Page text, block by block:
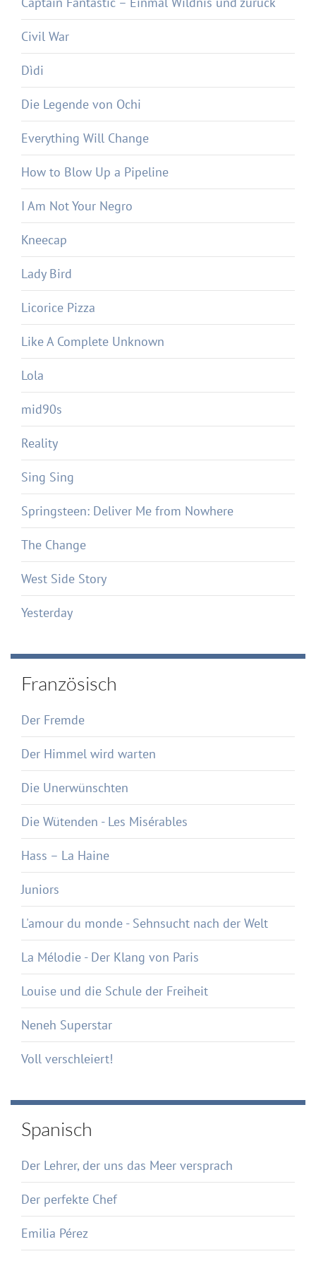
Civil War
Dìdi
Die Legende von Ochi
Everything Will Change
How to Blow Up a Pipeline
I Am Not Your Negro
Kneecap
Lady Bird
Licorice Pizza
Like A Complete Unknown
Lola
mid90s
Reality
Sing Sing
Springsteen: Deliver Me from Nowhere
The Change
West Side Story
Yesterday
Französisch
Der Fremde
Der Himmel wird warten
Die Unerwünschten
Die Wütenden - Les Misérables
Hass – La Haine
Juniors
L'amour du monde - Sehnsucht nach der Welt
La Mélodie - Der Klang von Paris
Louise und die Schule der Freiheit
Neneh Superstar
Voll verschleiert!
Spanisch
Der Lehrer, der uns das Meer versprach
Der perfekte Chef
Emilia Pérez